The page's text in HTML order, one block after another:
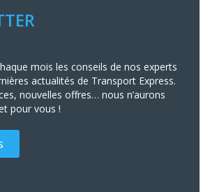
mois les conseils de nos experts
actualités de Transport Express.
nouvelles offres… nous n’aurons
pour vous !